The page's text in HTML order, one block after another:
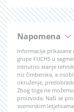
Napomena
Informacije
grupe FUCHS u
trenutno stanje
niz čimbenika, a
okruženje,
Zbog toga ne
proizvoda. Naši se
svemirskim